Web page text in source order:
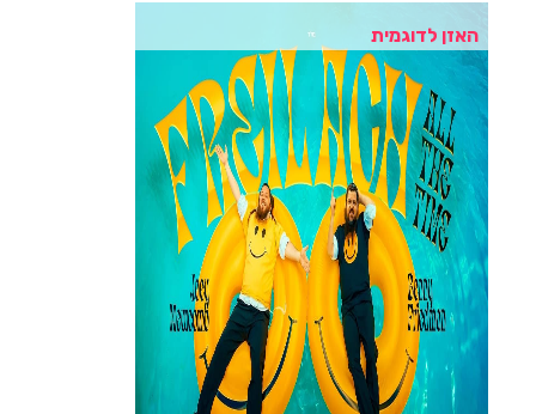
האזן לדוגמית